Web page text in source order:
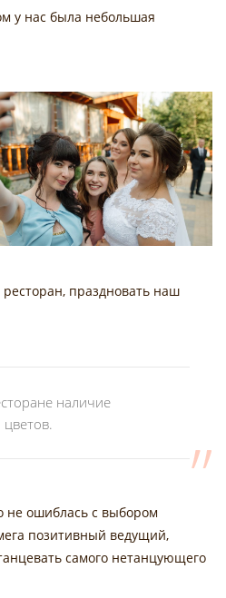
у нас была небольшая
праздновать наш
наличие
не ошиблась с выбором
позитивный ведущий,
самого нетанцующего